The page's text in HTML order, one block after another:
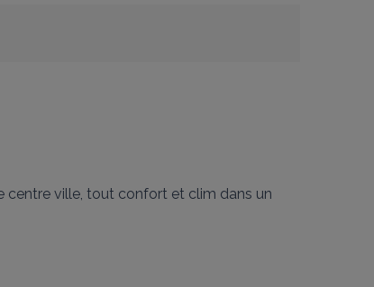
centre ville, tout confort et clim dans un